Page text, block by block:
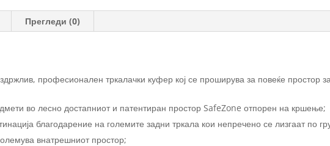
Прегледи (0)
професионален тркалачки куфер кој се проширува за повеќе простор
во лесно достапниот и патентиран простор SafeZone отпорен на кршење;
благодарение на големите задни тркала кои непречено се лизгаат по
внатрешниот простор;